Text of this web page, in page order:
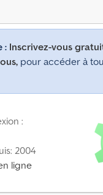
: Inscrivez-vous
pour accéder à
:
2004
ligne